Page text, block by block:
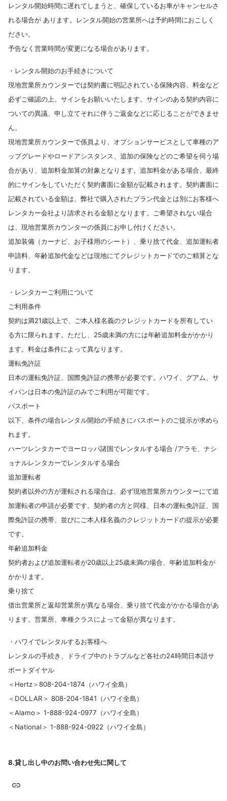
レンタル開始時間に遅れてしまうと、確保しているお車がキャンセルさ
れる場合が あります。レンタル開始の営業所へは予約時間におこしく
ださい。
予告なく営業時間が変更になる場合があります。
・レンタル開始のお手続きについて
現地営業所カウンターでは契約書に明記されている保険内容、料金など
必ずご確認の上、サインをお願いいたします。サインのある契約内容に
ついての異議、申し立てそれに伴うご返金などに応じることができませ
ん。
現地営業所カウンターで係員より、オプションサービスとして車種のア
ップグレードやロードアシスタンス、追加の保険などのご希望を伺う場
合があり、追加料金加算の対象となります。追加料金がある場合、最終
的にサインをしていただく契約書面に金額が記載されます。契約書面に
記載されている金額は、弊社で購入されたプラン代金とは別にお客様へ
レンタカー会社より請求される金額となります。ご希望されない場合
は、現地営業所カウンターの係員にお申し付けください。
追加装備（カーナビ、お子様用のシート）、乗り捨て代金、追加運転者
申請料、年齢追加代金などは現地にてクレジットカードでのご精算とな
ります。
・レンタカーご利用について
ご利用条件
契約は満21歳以上で、ご本人様名義のクレジットカードを所有してい
る方に限られます。ただし、25歳未満の方には年齢追加料金がかかり
ます。料金は条件によって異なります。
運転免許証
日本の運転免許証、国際免許証の携帯が必要です。ハワイ、グアム、サ
イパンは日本の免許証のみでご利用が可能です。
パスポート
以下、条件の場合レンタル開始の手続きにパスポートのご提示が求めら
れます。
ハーツレンタカーでヨーロッパ諸国でレンタルする場合 /アラモ、ナシ
ョナルレンタカーでレンタルする場合
追加運転者
契約者以外の方が運転される場合は、必ず現地営業所カウンターにて追
加運転者の申請が必要です。契約者の方と同様、日本の運転免許証、国
際免許証の携帯、並びにご本人様名義のクレジットカードの提示が必要
です。
年齢追加料金
契約者および追加運転者が20歳以上25歳未満の場合、年齢追加料金が
かかります。
乗り捨て
借出営業所と返却営業所が異なる場合、乗り捨て代金がかかる場合があ
ります。営業所、車種クラスによって金額が異なります。
・ ハワイでレンタルするお客様へ
レンタルの手続き、ドライブ中のトラブルなど各社の24時間日本語サ
ポートダイヤル
＜Hertz＞808-204-1874（ハワイ全島）
＜DOLLAR＞ 808-204-1841（ハワイ全島）
＜Alamo＞ 1-888-924-0977（ハワイ全島）
＜National＞ 1-888-924-0922（ハワイ全島）
8.貸し出し中のお問い合わせ先に関して